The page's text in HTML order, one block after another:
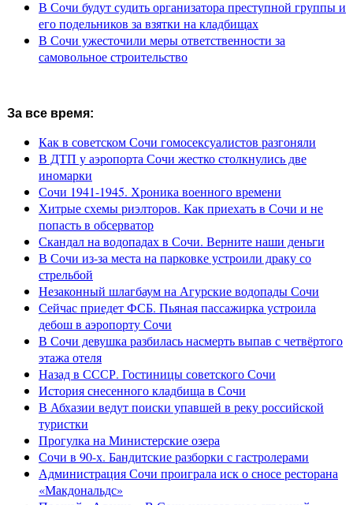
В Сочи будут судить организатора преступной группы и
его подельников за взятки на кладбищах
В Сочи ужесточили меры ответственности за
самовольное строительство
За все время:
Как в советском Сочи гомосексуалистов разгоняли
В ДТП у аэропорта Сочи жестко столкнулись две
иномарки
Сочи 1941-1945. Хроника военного времени
Хитрые схемы риэлторов. Как приехать в Сочи и не
попасть в обсерватор
Скандал на водопадах в Сочи. Верните наши деньги
В Сочи из-за места на парковке устроили драку со
стрельбой
Незаконный шлагбаум на Агурские водопады Сочи
Сейчас приедет ФСБ. Пьяная пассажирка устроила
дебош в аэропорту Сочи
В Сочи девушка разбилась насмерть выпав с четвёртого
этажа отеля
Назад в СССР. Гостиницы советского Сочи
История снесенного кладбища в Сочи
В Абхазии ведут поиски упавшей в реку российской
туристки
Прогулка на Министерские озера
Сочи в 90-х. Бандитские разборки с гастролерами
Администрация Сочи проиграла иск о сносе ресторана
«Макдональдс»